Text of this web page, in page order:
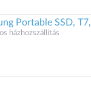
Portable SSD,
házhozszállítás